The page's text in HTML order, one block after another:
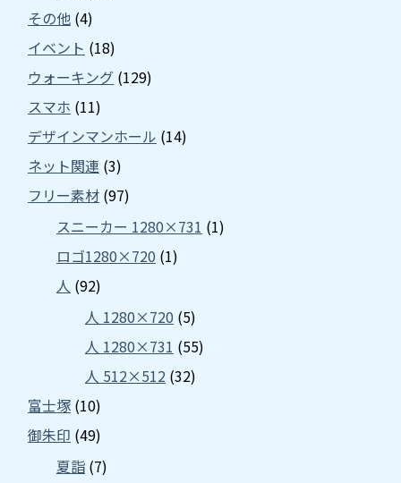
その他 (4)
イベント (18)
ウォーキング (129)
スマホ (11)
デザインマンホール (14)
ネット関連 (3)
フリー素材 (97)
スニーカー 1280×731 (1)
ロゴ1280×720 (1)
人 (92)
人 1280×720 (5)
人 1280×731 (55)
人 512×512 (32)
富士塚 (10)
御朱印 (49)
夏詣 (7)